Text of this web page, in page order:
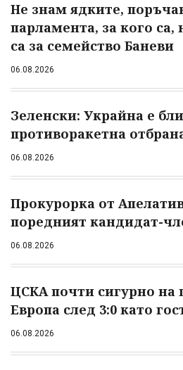
Не знам ядките,
парламента, за кого
са за семейство Баневи
06.08.2026
Зеленски: Украйна е
противоракетна
06.08.2026
Прокурорка от
поредният кандидат-
06.08.2026
ЦСКА почти сигурно на
Европа след 3:0 като
06.08.2026